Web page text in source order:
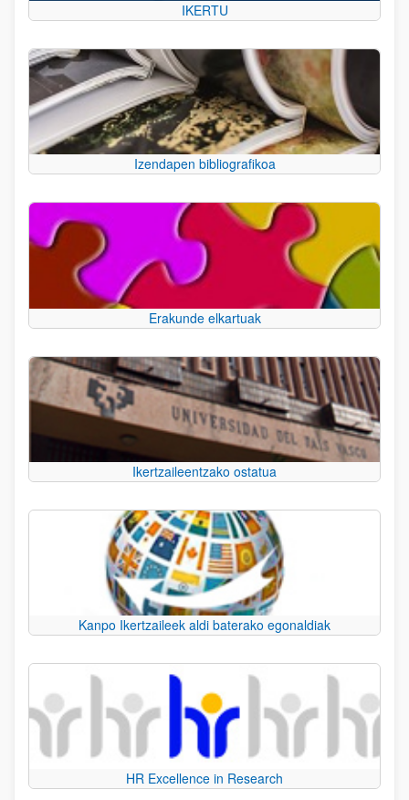
IKERTU
Izendapen bibliografikoa
Erakunde elkartuak
Ikertzaileentzako ostatua
Kanpo Ikertzaileek aldi baterako egonaldiak
HR Excellence in Research